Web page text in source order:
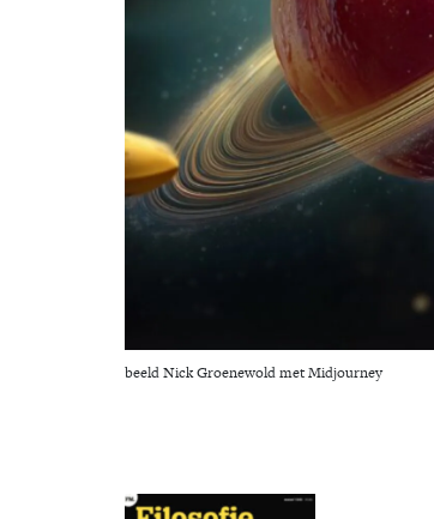
beeld Nick Groenewold met Midjourney